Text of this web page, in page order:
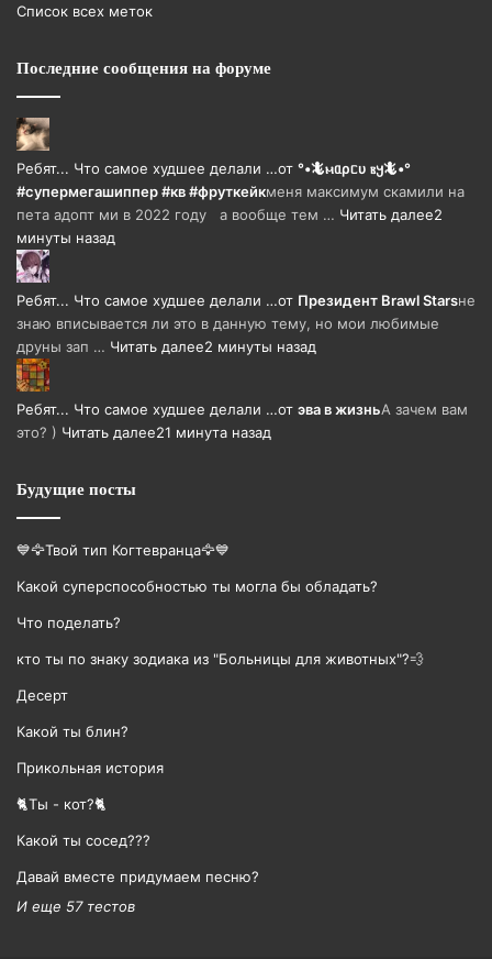
Список всех меток
Последние сообщения на форуме
Ребят... Что самое худшее делали …от °•🦎ⲙᥲρᥴυ ⲃ𐔤🦎•°
#супермегашиппер #кв #фруткейкменя максимум скамили на
пета адопт ми в 2022 году а вообще тем … Читать далее2
минуты назад
Ребят... Что самое худшее делали …от Президент Brawl Starsне
знаю вписывается ли это в данную тему, но мои любимые
друны зап … Читать далее2 минуты назад
Ребят... Что самое худшее делали …от эва в жизньА зачем вам
это? ) Читать далее21 минута назад
Будущие посты
💙🦅Твой тип Когтевранца🦅💙
Какой суперспособностью ты могла бы обладать?
Что поделать?
кто ты по знаку зодиака из "Больницы для животных"?💨
Десерт
Какой ты блин?
Прикольная история
🐈Ты - кот?🐈
Какой ты сосед???
Давай вместе придумаем песню?
И еще 57 тестов